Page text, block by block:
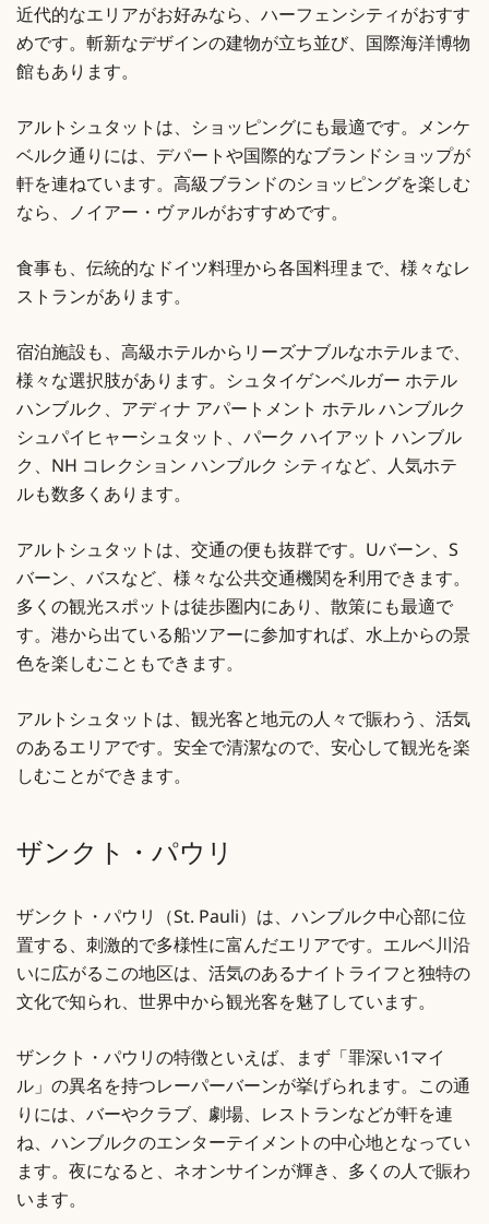
近代的なエリアがお好みなら、ハーフェンシティがおすす
めです。斬新なデザインの建物が立ち並び、国際海洋博物
館もあります。
アルトシュタットは、ショッピングにも最適です。メンケ
ベルク通りには、デパートや国際的なブランドショップが
軒を連ねています。高級ブランドのショッピングを楽しむ
なら、ノイアー・ヴァルがおすすめです。
食事も、伝統的なドイツ料理から各国料理まで、様々なレ
ストランがあります。
宿泊施設も、高級ホテルからリーズナブルなホテルまで、
様々な選択肢があります。シュタイゲンベルガー ホテル
ハンブルク、アディナ アパートメント ホテル ハンブルク
シュパイヒャーシュタット、パーク ハイアット ハンブル
ク、NH コレクション ハンブルク シティなど、人気ホテ
ルも数多くあります。
アルトシュタットは、交通の便も抜群です。Uバーン、S
バーン、バスなど、様々な公共交通機関を利用できます。
多くの観光スポットは徒歩圏内にあり、散策にも最適で
す。港から出ている船ツアーに参加すれば、水上からの景
色を楽しむこともできます。
アルトシュタットは、観光客と地元の人々で賑わう、活気
のあるエリアです。安全で清潔なので、安心して観光を楽
しむことができます。
ザンクト・パウリ
ザンクト・パウリ（St. Pauli）は、ハンブルク中心部に位
置する、刺激的で多様性に富んだエリアです。エルベ川沿
いに広がるこの地区は、活気のあるナイトライフと独特の
文化で知られ、世界中から観光客を魅了しています。
ザンクト・パウリの特徴といえば、まず「罪深い1マイ
ル」の異名を持つレーパーバーンが挙げられます。この通
りには、バーやクラブ、劇場、レストランなどが軒を連
ね、ハンブルクのエンターテイメントの中心地となってい
ます。夜になると、ネオンサインが輝き、多くの人で賑わ
います。